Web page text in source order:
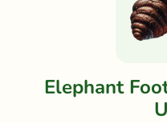
Elephant